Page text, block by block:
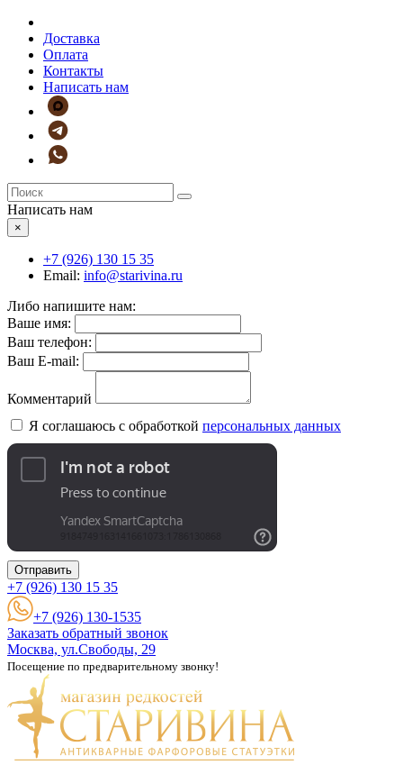
Доставка
Оплата
Контакты
Написать нам
Написать нам
×
+7 (926) 130 15 35
Email: info@starivina.ru
Либо напишите нам:
Ваше имя:
Ваш телефон:
Ваш E-mail:
Комментарий
Я соглашаюсь с обработкой персональных данных
Отправить
+7 (926) 130 15 35
+7 (926) 130-1535
Заказать обратный звонок
Москва, ул.Свободы, 29
Посещение по предварительному звонку!